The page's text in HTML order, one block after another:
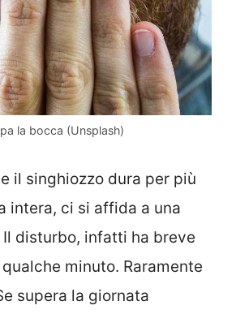
la bocca (Unsplash)
il singhiozzo dura per più
intera, ci si affida a una
disturbo, infatti ha breve
minuto. Raramente
supera la giornata